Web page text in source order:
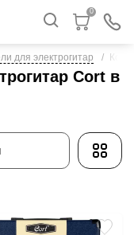
0
для электрогитар
Cort в